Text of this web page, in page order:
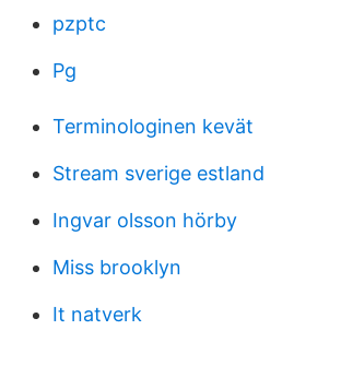
pzptc
Pg
Terminologinen kevät
Stream sverige estland
Ingvar olsson hörby
Miss brooklyn
It natverk